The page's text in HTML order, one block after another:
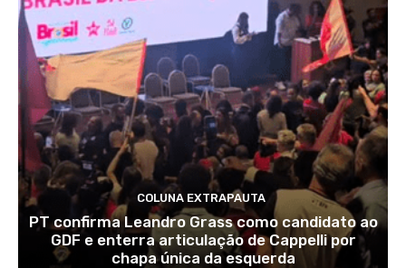
COLUNA EXTRAPAUTA
PT confirma Leandro Grass como candidato ao
GDF e enterra articulação de Cappelli por
chapa única da esquerda